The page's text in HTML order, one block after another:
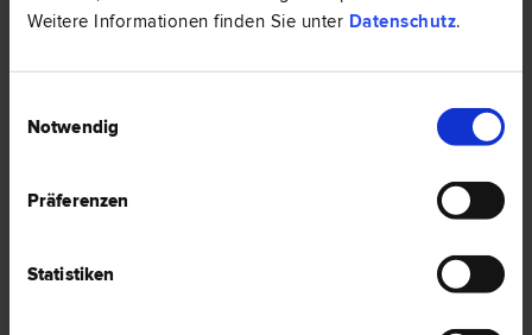
Weitere Informationen finden Sie unter Datenschutz.
Notwendig
Präferenzen
Statistiken